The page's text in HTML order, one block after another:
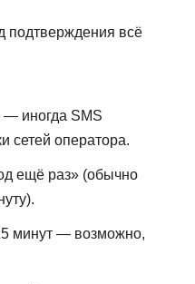
подтверждения всё
иногда SMS
сетей оператора.
ещё раз» (обычно
минут — возможно,